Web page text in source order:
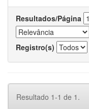
Resultados/Página
Registro(s)
Resultado 1-1 de 1.